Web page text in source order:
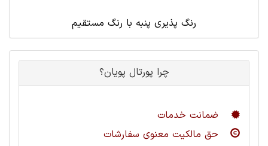
رنگ پذیری پنبه با رنگ مستقیم
چرا پورتال پویان؟
ضمانت خدمات
حق مالکیت معنوی سفارشات